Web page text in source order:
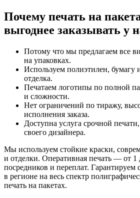
Почему печать на
выгоднее заказывать у
Потому что мы предлагаем все
на упаковках.
Используем полиэтилен, бумагу
отделка.
Печатаем логотипы по полной
и сложности.
Нет ограничений по тиражу,
исполнения заказа.
Доступна услуга срочной
своего дизайнера.
Мы используем стойкие краски,
и отделки. Оперативная печать — от
посредников и переплат.
в регионе на весь спектр
печать на пакетах.